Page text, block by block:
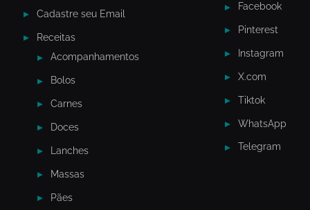
Cadastre seu Email
Receitas
Acompanhamentos
Bolos
Carnes
Doces
Lanches
Massas
Pães
Facebook
Pinterest
Instagram
X.com
Tiktok
WhatsApp
Telegram